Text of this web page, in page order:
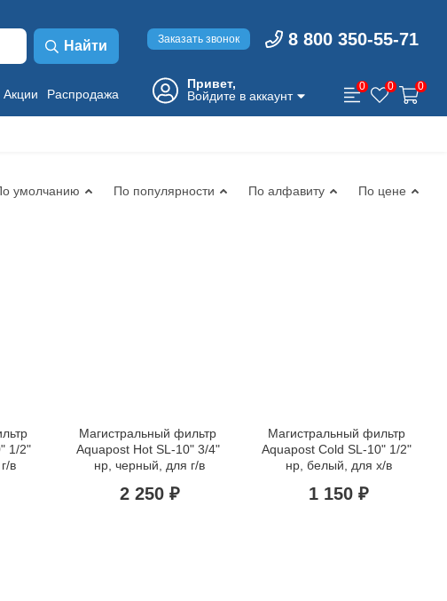
Найти
Акции Распродажа
Заказать звонок 8 800 350-55-71
Привет,
Войдите в аккаунт
0 0 0
умолчанию По популярности По алфавиту По цене
1/2"
в
Магистральный фильтр
Aquapost Hot SL-10" 3/4"
нр, черный, для г/в
2 250 ₽
Магистральный фильтр
Aquapost Cold SL-10" 1/2"
нр, белый, для х/в
1 150 ₽